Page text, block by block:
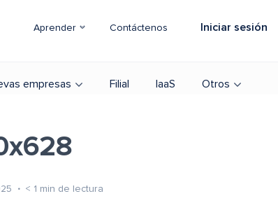
Aprender Contáctenos Iniciar sesión
empresas Filial IaaS Otros
< 1 min de lectura